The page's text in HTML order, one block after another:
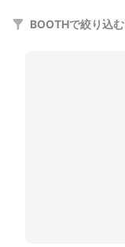
BOOTHで絞り込む